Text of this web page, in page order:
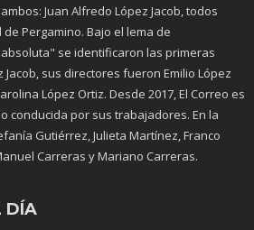
Juan Alfredo López Jacob, todos
Pergamino. Bajo el lema de
se identificaron las primeras
Jacob, sus directores fueron Emilio López
López Ortiz. Desde 2017, El Correo es
conducida por sus trabajadores. En la
Gutiérrez, Julieta Martínez, Franco
Carreras y Mariano Carreras.
DÍA